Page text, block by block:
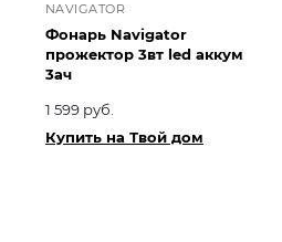
NAVIGATOR
Фонарь Navigator
прожектор 3вт led аккум
3ач
1 599 руб.
Купить на Твой дом